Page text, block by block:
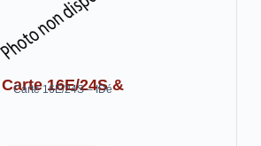
Carte 16E/24S &
Carte 16E/24S – IDé